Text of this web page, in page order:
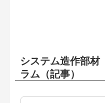
システム造作部
ラム（記事）